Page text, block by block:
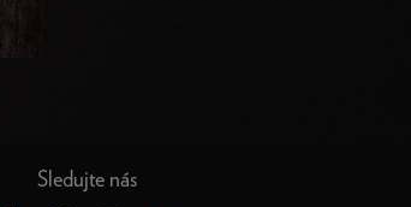
Sledujte nás